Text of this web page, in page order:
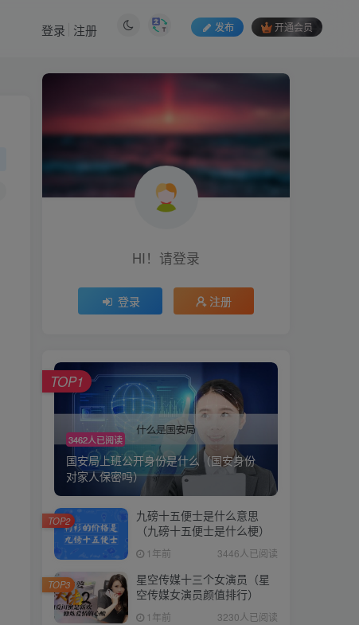
发布 开通会员
登录 注册
HI！请登录
登录 注册
3462人已阅读
国安局上班公开身份是什么（国安身份
对家人保密吗）
TOP1
九磅十五便士是什么意思
（九磅十五便士是什么梗）
1年前 3446人已阅读
TOP2
星空传媒十三个女演员（星
空传媒女演员颜值排行）
1年前 3230人已阅读
TOP3
HI！请登录
登录 注册
3462人已阅读
国安局上班公开身份是什么（国安身份
对家人保密吗）
TOP1
九磅十五便士是什么意思
（九磅十五便士是什么梗）
1年前 3446人已阅读
TOP2
星空传媒十三个女演员（星
空传媒女演员颜值排行）
1年前 3230人已阅读
TOP3